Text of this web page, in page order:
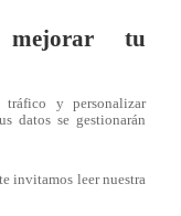
mejorar tu
y personalizar
datos se gestionarán
invitamos leer nuestra